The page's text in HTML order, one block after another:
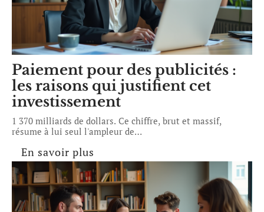
Paiement pour des publicités :
les raisons qui justifient cet
investissement
1 370 milliards de dollars. Ce chiffre, brut et massif,
résume à lui seul l'ampleur de…
En savoir plus